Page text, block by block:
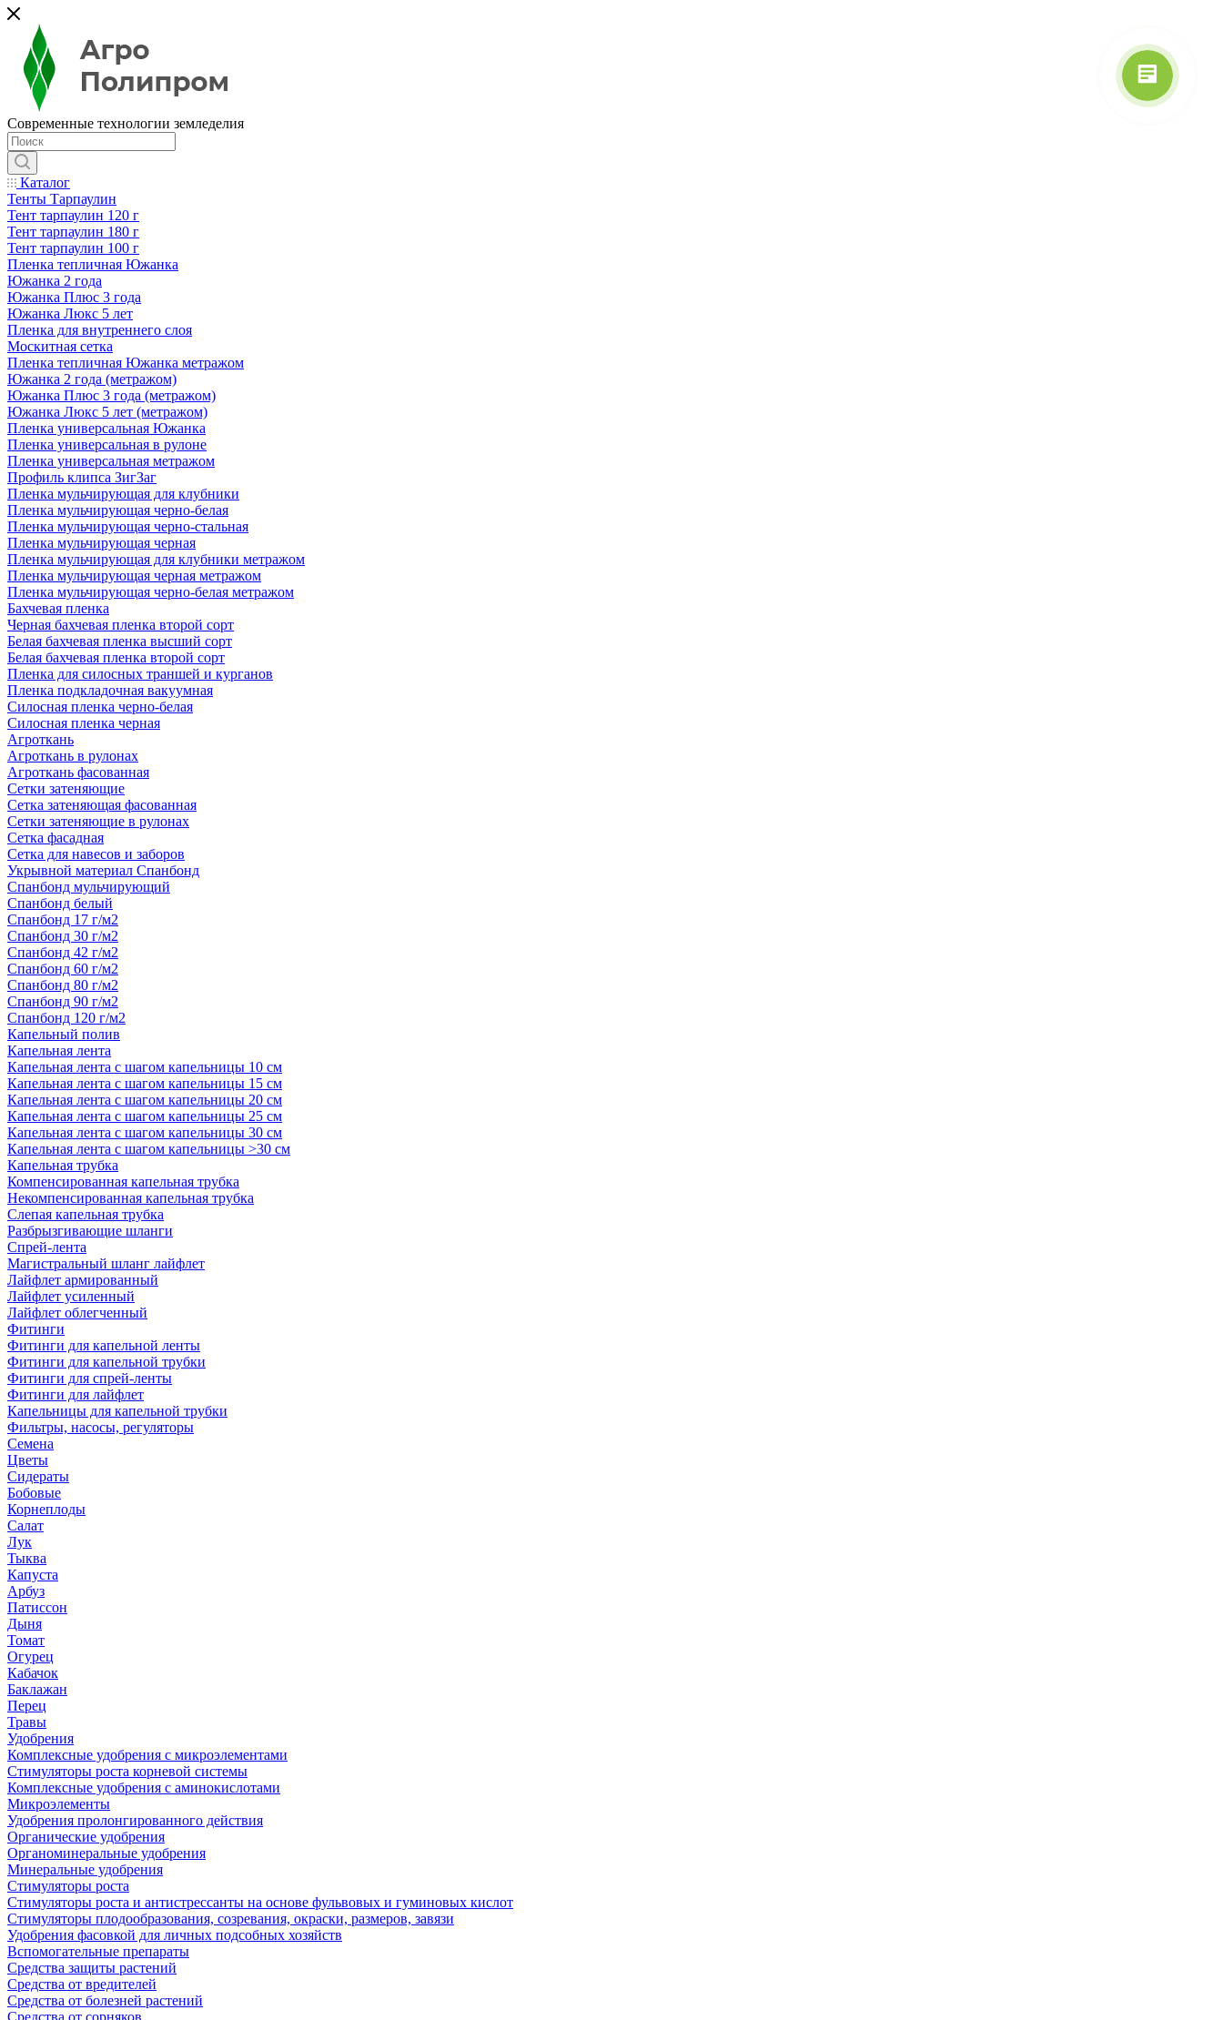
Современные технологии земледелия
Каталог
Тенты Тарпаулин
Тент тарпаулин 120 г
Тент тарпаулин 180 г
Тент тарпаулин 100 г
Пленка тепличная Южанка
Южанка 2 года
Южанка Плюс 3 года
Южанка Люкс 5 лет
Пленка для внутреннего слоя
Москитная сетка
Пленка тепличная Южанка метражом
Южанка 2 года (метражом)
Южанка Плюс 3 года (метражом)
Южанка Люкс 5 лет (метражом)
Пленка универсальная Южанка
Пленка универсальная в рулоне
Пленка универсальная метражом
Профиль клипса ЗигЗаг
Пленка мульчирующая для клубники
Пленка мульчирующая черно-белая
Пленка мульчирующая черно-стальная
Пленка мульчирующая черная
Пленка мульчирующая для клубники метражом
Пленка мульчирующая черная метражом
Пленка мульчирующая черно-белая метражом
Бахчевая пленка
Черная бахчевая пленка второй сорт
Белая бахчевая пленка высший сорт
Белая бахчевая пленка второй сорт
Пленка для силосных траншей и курганов
Пленка подкладочная вакуумная
Силосная пленка черно-белая
Силосная пленка черная
Агроткань
Агроткань в рулонах
Агроткань фасованная
Сетки затеняющие
Сетка затеняющая фасованная
Сетки затеняющие в рулонах
Сетка фасадная
Сетка для навесов и заборов
Укрывной материал Спанбонд
Спанбонд мульчирующий
Спанбонд белый
Спанбонд 17 г/м2
Спанбонд 30 г/м2
Спанбонд 42 г/м2
Спанбонд 60 г/м2
Спанбонд 80 г/м2
Спанбонд 90 г/м2
Спанбонд 120 г/м2
Капельный полив
Капельная лента
Капельная лента с шагом капельницы 10 см
Капельная лента с шагом капельницы 15 см
Капельная лента с шагом капельницы 20 см
Капельная лента с шагом капельницы 25 см
Капельная лента с шагом капельницы 30 см
Капельная лента с шагом капельницы >30 см
Капельная трубка
Компенсированная капельная трубка
Некомпенсированная капельная трубка
Слепая капельная трубка
Разбрызгивающие шланги
Спрей-лента
Магистральный шланг лайфлет
Лайфлет армированный
Лайфлет усиленный
Лайфлет облегченный
Фитинги
Фитинги для капельной ленты
Фитинги для капельной трубки
Фитинги для спрей-ленты
Фитинги для лайфлет
Капельницы для капельной трубки
Фильтры, насосы, регуляторы
Семена
Цветы
Сидераты
Бобовые
Корнеплоды
Салат
Лук
Тыква
Капуста
Арбуз
Патиссон
Дыня
Томат
Огурец
Кабачок
Баклажан
Перец
Травы
Удобрения
Комплексные удобрения с микроэлементами
Стимуляторы роста корневой системы
Комплексные удобрения с аминокислотами
Микроэлементы
Удобрения пролонгированного действия
Органические удобрения
Органоминеральные удобрения
Минеральные удобрения
Стимуляторы роста
Стимуляторы роста и антистрессанты на основе фульвовых и гуминовых кислот
Стимуляторы плодообразования, созревания, окраски, размеров, завязи
Удобрения фасовкой для личных подсобных хозяйств
Вспомогательные препараты
Средства защиты растений
Средства от вредителей
Средства от болезней растений
Средства от сорняков